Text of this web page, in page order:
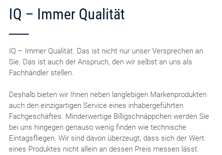
IQ – Immer Qualität
IQ – Immer Qualität. Das ist nicht nur unser Versprechen an
Sie. Das ist auch der Anspruch, den wir selbst an uns als
Fachhändler stellen.
Deshalb bieten wir Ihnen neben langlebigen Markenprodukten
auch den einzigartigen Service eines inhabergeführten
Fachgeschäftes. Minderwertige Billigschnäppchen werden Sie
bei uns hingegen genauso wenig finden wie technische
Eintagsfliegen. Wir sind davon überzeugt, dass sich der Wert
eines Produktes nicht allein an dessen Preis messen lässt.